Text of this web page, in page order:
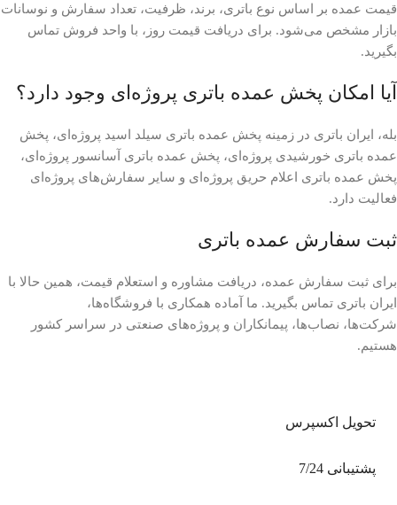
قیمت عمده بر اساس نوع باتری، برند، ظرفیت، تعداد سفارش و نوسانات
بازار مشخص می‌شود. برای دریافت قیمت روز، با واحد فروش تماس
بگیرید.
آیا امکان پخش عمده باتری پروژه‌ای وجود دارد؟
بله، ایران باتری در زمینه پخش عمده باتری سیلد اسید پروژه‌ای، پخش
عمده باتری خورشیدی پروژه‌ای، پخش عمده باتری آسانسور پروژه‌ای،
پخش عمده باتری اعلام حریق پروژه‌ای و سایر سفارش‌های پروژه‌ای
فعالیت دارد.
ثبت سفارش عمده باتری
برای ثبت سفارش عمده، دریافت مشاوره و استعلام قیمت، همین حالا با
ایران باتری تماس بگیرید. ما آماده همکاری با فروشگاه‌ها،
شرکت‌ها، نصاب‌ها، پیمانکاران و پروژه‌های صنعتی در سراسر کشور
هستیم.
تحویل اکسپرس
پشتیبانی 7/24